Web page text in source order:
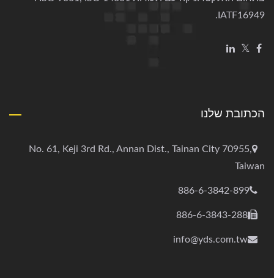
IATF16949.
הכתובת שלנו
No. 61, Keji 3rd Rd., Annan Dist., Tainan City 70955,
Taiwan
886-6-3842-899
886-6-3843-288
info@yds.com.tw